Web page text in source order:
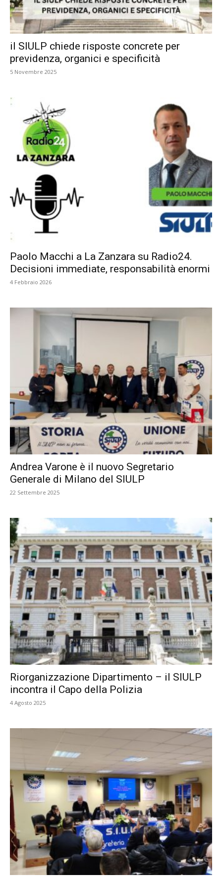
il SIULP chiede risposte concrete per
previdenza, organici e specificità
5 Novembre 2025
Paolo Macchi a La Zanzara su Radio24.
Decisioni immediate, responsabilità enormi
4 Febbraio 2026
Andrea Varone è il nuovo Segretario
Generale di Milano del SIULP
22 Settembre 2025
Riorganizzazione Dipartimento – il SIULP
incontra il Capo della Polizia
4 Agosto 2025